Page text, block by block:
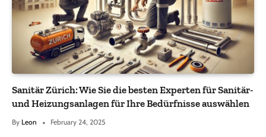
Sanitär Zürich: Wie Sie die besten Experten für Sanitär-
und Heizungsanlagen für Ihre Bedürfnisse auswählen
By Leon February 24, 2025